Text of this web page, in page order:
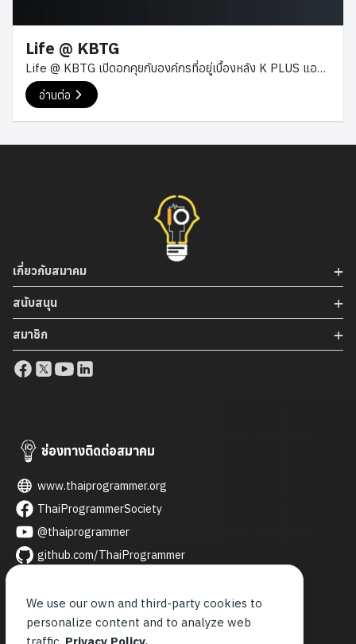
อร์แอคทีฟสำหรับการเขียนโค้ดทำให้การเขียนโค้ดเป็นเรื่องง่ายขึ้น
แต่เมื่อนำมาใช้สอนจริง ก็พบปัญหาด้านภาษา ผู้เรียนค่อนข้างใช้
เวลามากในการแปลข้อความต่าง ๆ ร่วมกับการประกาศนโยบาย
ของกระทรงศึกษาธิการเรื่อง “การเพิ่มวิชาการเขียนโปรแกรมลง
การสอนวิชาการเขียนโปรแกรมในโรงเรียนก็ค้นพบว่าการเรียนการ
แรงบันดาลใจให้เกิด “CodeKit Innovation เว็บไซต์สอนเขียน
โค้ดออนไลน์แบบอินเทอร์แอ็คทีฟโดยคนไทยเพื่อคนไทย” Life @
Life @ KBTG
Life @ KBTG เปิดอกคุยกับองค์กรที่อยู่เบื้องหลัง K PLUS แอพ
พลิเคชั่นที่มี Active User มากกว่า 10 ล้าน User คนไทยคุ้นเคย
กับการทำธุรกรรมผ่านทางมือถือกันเป็นอย่างดี แน่นอนว่า “K
PLUS” ก็เป็นแอพพลิเคชั่นทำธุรกรรมของธนาคารกสิกรไทยที่ได้
รับความนิยมอันดับต้น ๆ ของประเทศ ยิ่งช่วงสถานการณ์ COVID-
Software Park CodeCamp จะพาไปพูดคุยกับ KASIKORN
Business – Technology Group หรือ KBTG บริษัทผู้อยู่เบื้อง
หลังแอป K PLUS รวมถึงระบบอื่น ๆ อีกมากมายที่คนไทยคุ้นเคย
เกี่ยวกับวัฒนธรรมองค์กร และตำแหน่งงานใหม่อันเป็นโอกาสของ
คนทำงานไอทีในไทยให้เข้ามาสมัครกัน รู้จัก KBTG KBTG เป็น
บริษัทที่แยกตัวออกจากธนาคารกสิกรไทย ก่อตั้งเป็นบริษัท IT
Solution […]
อ่านต่อ
เกี่ยวกับสมาคม
สนับสนุน
สมาชิก
ช่องทางติดต่อสมาคม
www.thaiprogrammer.org
ThaiProgrammerSociety
@thaiprogrammer
github.com/ThaiProgrammer
thai_programmer
contact@thaiprogrammer.org
We use our own and third-party cookies to
personalize content and to analyze web